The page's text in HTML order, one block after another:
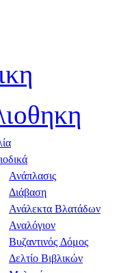
Ανάπλασις
Διάβαση
Ανάλεκτα Βλατάδων
Αναλόγιον
Βυζαντινός Δόμος
Δελτίο Βιβλικών